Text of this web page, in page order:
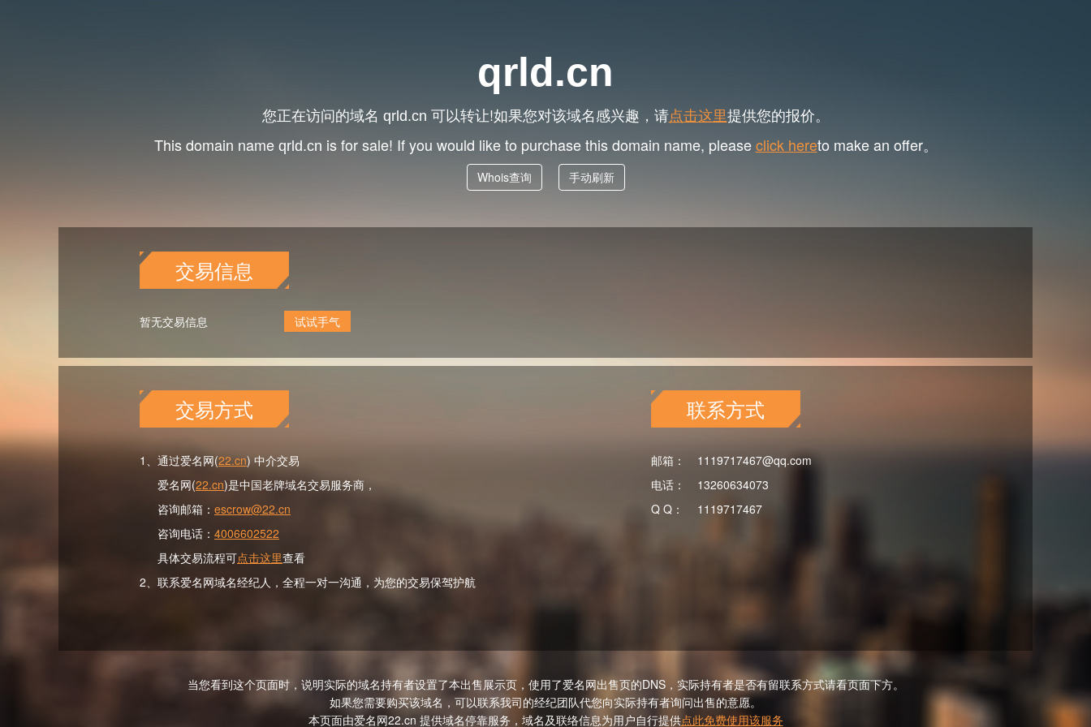
qrld.cn
您正在访问的域名 qrld.cn 可以转让!如果您对该域名感兴趣，请点击这里提供您的报价。
This domain name qrld.cn is for sale! If you would like to purchase this domain name, pleaseclick hereto make an offer。
Whois查询 手动刷新
交易信息
暂无交易信息 试试手气
交易方式
1、通过爱名网(22.cn) 中介交易
爱名网(22.cn)是中国老牌域名交易服务商，
咨询邮箱： escrow@22.cn
咨询电话： 4006602522
具体交易流程可点击这里查看
2、联系爱名网域名经纪人，全程一对一沟通，为您的交易保驾护航
联系方式
邮箱：
1119717467@qq.com
电话：
13260634073
Q Q：
1119717467
当您看到这个页面时，说明实际的域名持有者设置了本出售展示页，使用了爱名网出售页的DNS，实际持有者是否有留联系方式请看页面下方。
如果您需要购买该域名，可以联系我司的经纪团队代您向实际持有者询问出售的意愿。
本页面由爱名网22.cn 提供域名停靠服务，域名及联络信息为用户自行提供点此免费使用该服务